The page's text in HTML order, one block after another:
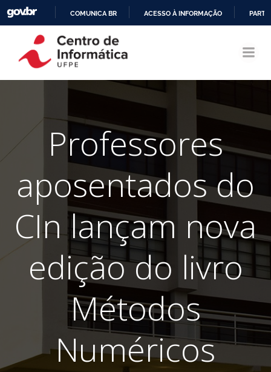
CONTEÚDO
COMUNICA BR ACESSO À INFORMAÇÃO
Professores
aposentados do
CIn lançam nova
edição do livro
Métodos
Numéricos